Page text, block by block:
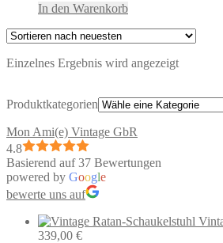
In den Warenkorb
Einzelnes Ergebnis wird angezeigt
Produktkategorien
Mon Ami(e) Vintage GbR
4.8
Basierend auf 37 Bewertungen
powered by Google
bewerte uns auf
339,00 €